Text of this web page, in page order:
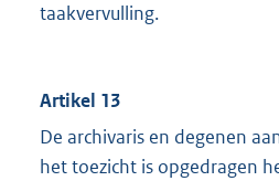
taakvervulling.
Artikel 13
De archivaris en degenen
het toezicht is opgedragen